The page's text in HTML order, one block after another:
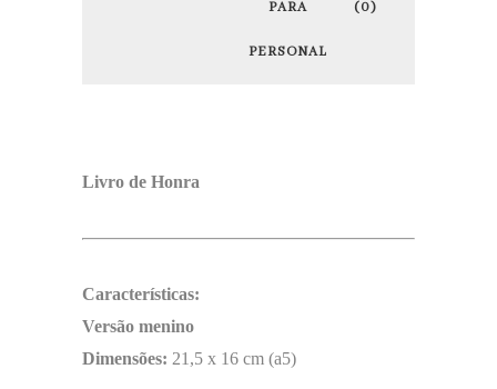
PARA
PERSONALIZAÇÃO
(0)
Livro de Honra
Características:
Versão menino
Dimensões: 21,5 x 16 cm (a5)